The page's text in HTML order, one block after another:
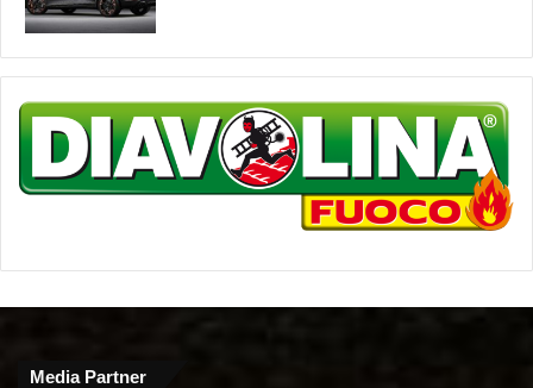
Media Partner